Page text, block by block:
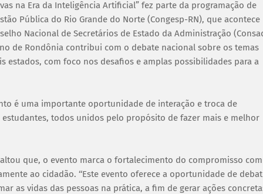
na Era da Inteligência Artificial” fez parte da programação de
Pública do Rio Grande do Norte (Congesp-RN), que acontece
Nacional de Secretários de Estado da Administração
de Rondônia contribui com o debate nacional sobre os temas
estados, com foco nos desafios e amplas possibilidades para a
é uma importante oportunidade de interação e troca de
todos unidos pelo propósito de fazer mais e melhor
que, o evento marca o fortalecimento do compromisso
ao cidadão. ‘‘Este evento oferece a oportunidade de
as vidas das pessoas na prática, a fim de gerar ações